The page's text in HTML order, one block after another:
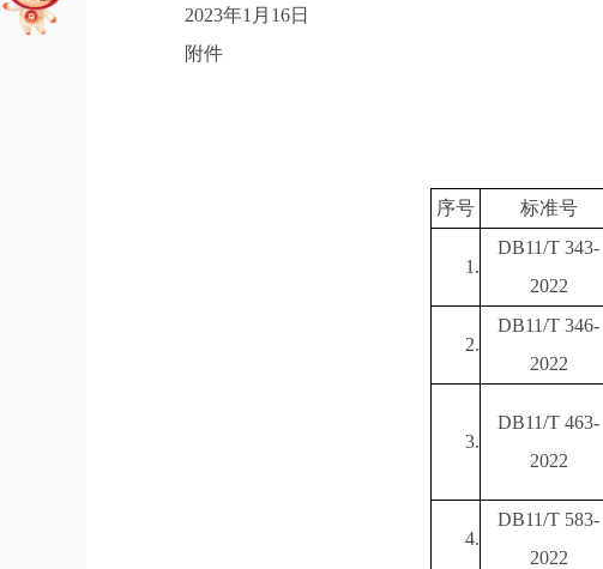
2023年1月16日
附件
序号
标准号
1.
DB11/T 343-
2022
2.
DB11/T 346-
2022
3.
DB11/T 463-
2022
4.
DB11/T 583-
2022